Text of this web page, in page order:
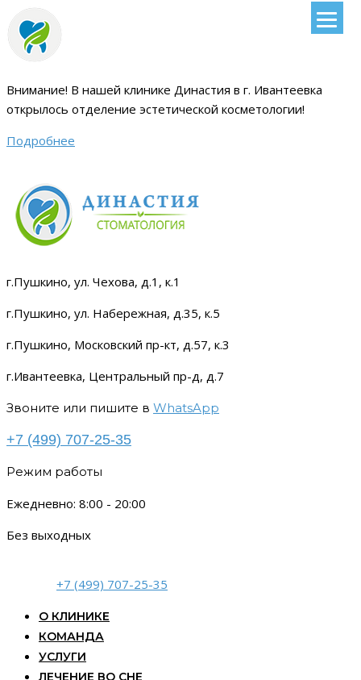
Внимание! В нашей клинике Династия в г. Ивантеевка
открылось отделение эстетической косметологии!
Подробнее
г.Пушкино, ул. Чехова, д.1, к.1
г.Пушкино, ул. Набережная, д.35, к.5
г.Пушкино, Московский пр-кт, д.57, к.3
г.Ивантеевка, Центральный пр-д, д.7
Звоните или пишите в WhatsApp
+7 (499) 707-25-35
Режим работы
Ежедневно: 8:00 - 20:00
Без выходных
+7 (499) 707-25-35
О КЛИНИКЕ
КОМАНДА
УСЛУГИ
ЛЕЧЕНИЕ ВО СНЕ